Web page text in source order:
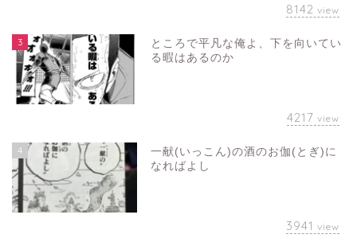
8142 view
3
ところで平凡な俺よ、下を向いてい
る暇はあるのか
4217 view
4
一献(いっこん)の酒のお伽(とぎ)に
なればよし
3941 view